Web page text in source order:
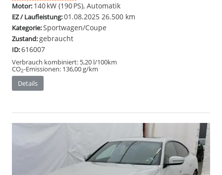
Motor: 140 kW (190 PS), Automatik
EZ / Laufleistung:01.08.2025 26.500 km
Kategorie:Sportwagen/Coupe
Zustand:gebraucht
ID:616007
Verbrauch kombiniert: 5,20 l/100km
CO2-Emissionen: 136,00 g/km
Details